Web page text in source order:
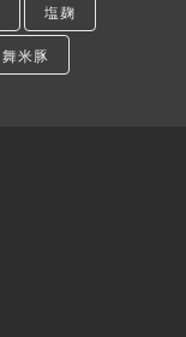
塩麹
舞米豚